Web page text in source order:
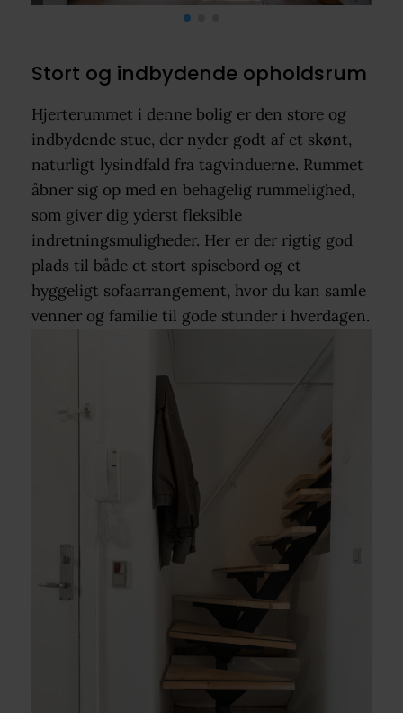
Stort og indbydende opholdsrum
Hjerterummet i denne bolig er den store og
indbydende stue, der nyder godt af et skønt,
naturligt lysindfald fra tagvinduerne. Rummet
åbner sig op med en behagelig rummelighed,
som giver dig yderst fleksible
indretningsmuligheder. Her er der rigtig god
plads til både et stort spisebord og et
hyggeligt sofaarrangement, hvor du kan samle
venner og familie til gode stunder i hverdagen.